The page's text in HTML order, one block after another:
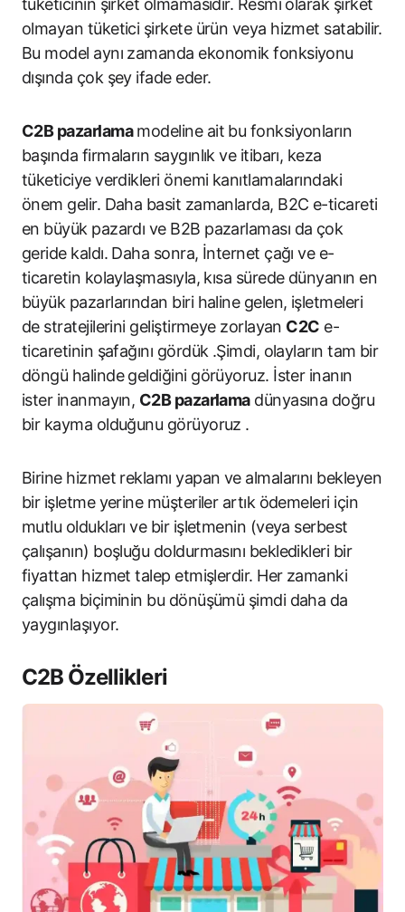
tüketicinin şirket olmamasıdır. Resmi olarak şirket
olmayan tüketici şirkete ürün veya hizmet satabilir.
Bu model aynı zamanda ekonomik fonksiyonu
dışında çok şey ifade eder.
C2B pazarlamamodeline ait bu fonksiyonların
başında firmaların saygınlık ve itibarı, keza
tüketiciye verdikleri önemi kanıtlamalarındaki
önem gelir. Daha basit zamanlarda, B2C e-ticareti
en büyük pazardı ve B2B pazarlaması da çok
geride kaldı. Daha sonra, İnternet çağı ve e-
ticaretin kolaylaşmasıyla, kısa sürede dünyanın en
büyük pazarlarından biri haline gelen, işletmeleri
de stratejilerini geliştirmeye zorlayan C2C e-
ticaretinin şafağını gördük .Şimdi, olayların tam bir
döngü halinde geldiğini görüyoruz. İster inanın
ister inanmayın, C2B pazarlamadünyasına doğru
bir kayma olduğunu görüyoruz .
Birine hizmet reklamı yapan ve almalarını bekleyen
bir işletme yerine müşteriler artık ödemeleri için
mutlu oldukları ve bir işletmenin (veya serbest
çalışanın) boşluğu doldurmasını bekledikleri bir
fiyattan hizmet talep etmişlerdir. Her zamanki
çalışma biçiminin bu dönüşümü şimdi daha da
yaygınlaşıyor.
C2B Özellikleri